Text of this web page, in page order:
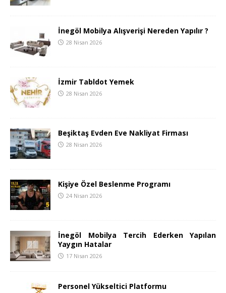
İnegöl Mobilya Alışverişi Nereden Yapılır ?
28 Nisan 2026
İzmir Tabldot Yemek
28 Nisan 2026
Beşiktaş Evden Eve Nakliyat Firması
28 Nisan 2026
Kişiye Özel Beslenme Programı
24 Nisan 2026
İnegöl Mobilya Tercih Ederken Yapılan
Yaygın Hatalar
17 Nisan 2026
Personel Yükseltici Platformu